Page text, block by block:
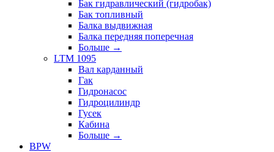
Бак гидравлический (гидробак)
Бак топливный
Балка выдвижная
Балка передняя поперечная
Больше →
LTM 1095
Вал карданный
Гак
Гидронасос
Гидроцилиндр
Гусек
Кабина
Больше →
BPW